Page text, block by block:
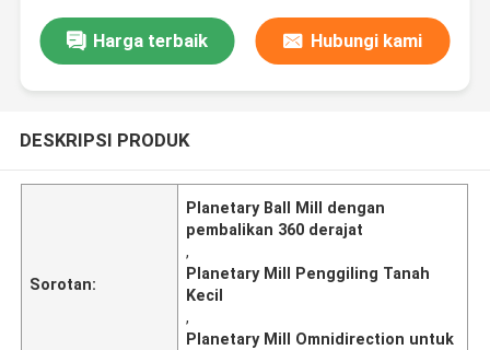
Harga terbaik Hubungi kami
DESKRIPSI PRODUK
Sorotan:
Planetary Ball Mill dengan
pembalikan 360 derajat
,
Planetary Mill Penggiling Tanah
Kecil
,
Planetary Mill Omnidirection untuk